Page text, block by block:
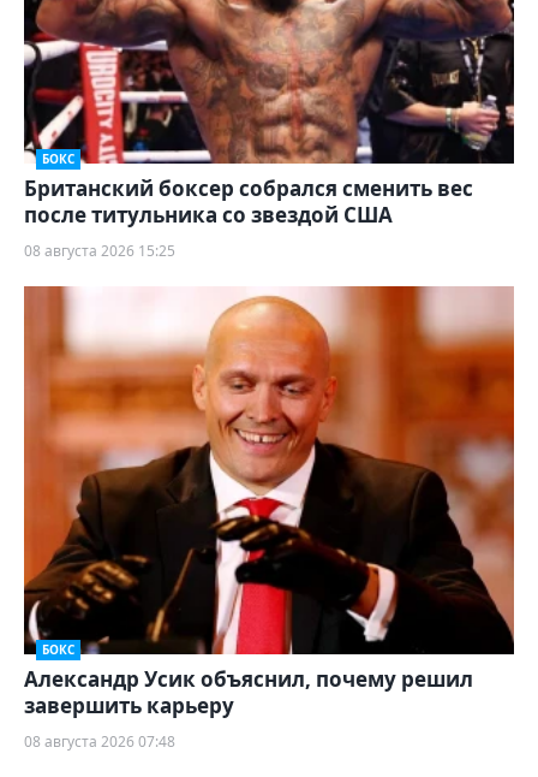
БОКС
Британский боксер собрался сменить вес
после титульника со звездой США
08 августа 2026 15:25
БОКС
Александр Усик объяснил, почему решил
завершить карьеру
08 августа 2026 07:48